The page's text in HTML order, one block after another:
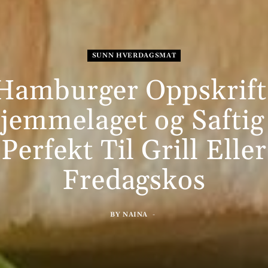
SUNN HVERDAGSMAT
og
Perfekt Til Grill Eller
Fredagskos
BY NAINA